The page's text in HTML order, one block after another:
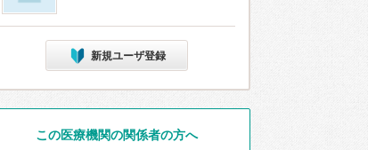
新規ユーザ登録
この医療機関の関係者の方へ